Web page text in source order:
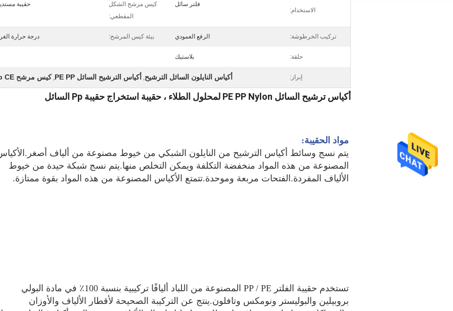
الاستخدام:
فلتر سائل
كيس مرشح الشكل
المقطعي:
حقيبة
تركيب الخرطوشة: الرفع العمودي بيئة كيس المرشح: درجة حرارة
حلقة: بلاستيك
إبراز: أكياس النايلون السائل الترشيح, أكياس الترشيح السائل PE PP , كيس مرشح pp CE
أكياس ترشيح السائل PE PP Nylon لمحلول الطلاء ، حقيبة استخراج حقيبة Pp السائل
مواد الحقيبة:
الألياف المفردة.الفتحات مربعة وموحدة.تتمتع الأكياس المصنوعة من هذه المواد بقوة ممتازة.